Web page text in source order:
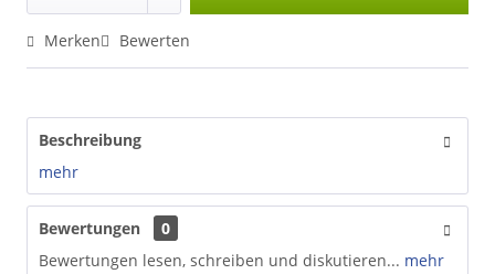
Merken Bewerten
Beschreibung
mehr
Bewertungen
0
Bewertungen lesen, schreiben und diskutieren... mehr